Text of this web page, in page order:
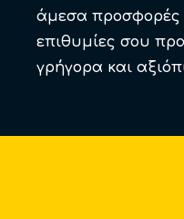
άμεσα προσφορές
επιθυμίες σου
γρήγορα και